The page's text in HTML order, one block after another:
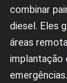
combinar
diesel. Eles
áreas
implantação